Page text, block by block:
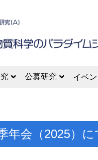
公募研究 イベン
年会（2025）